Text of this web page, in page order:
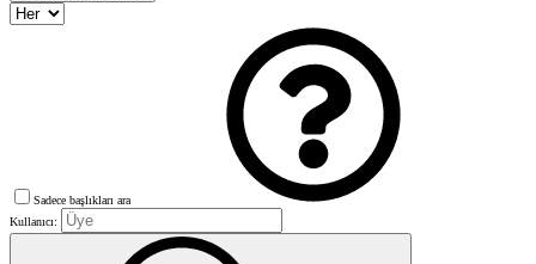
Sadece başlıkları ara
Kullanıcı: